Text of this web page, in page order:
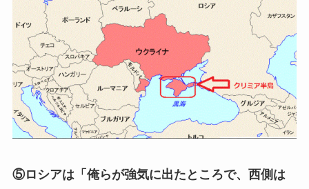
⑤ロシアは「俺らが強気に出たところで、西側は